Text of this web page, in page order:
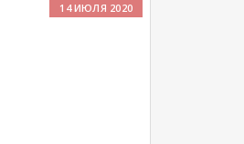
14 ИЮЛЯ 2020